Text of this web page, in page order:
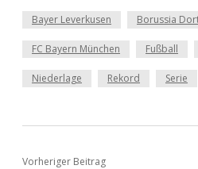
Bayer Leverkusen Borussia
FC Bayern München Fußball
Niederlage Rekord Serie
Vorheriger Beitrag